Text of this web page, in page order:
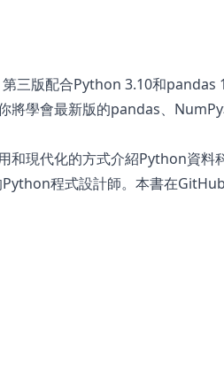
三版配合Python 3.10和pandas
學會最新版的pandas、NumPy
現代化的方式介紹Python資料
程式設計師。本書在